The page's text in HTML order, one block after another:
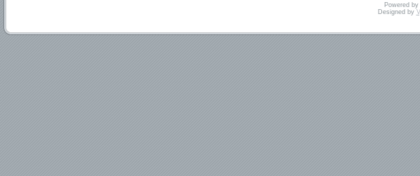
Powered by
Designed by